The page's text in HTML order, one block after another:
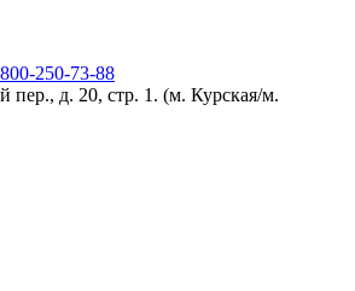
250-73-88
пер., д. 20, стр. 1. (м. Курская/м.